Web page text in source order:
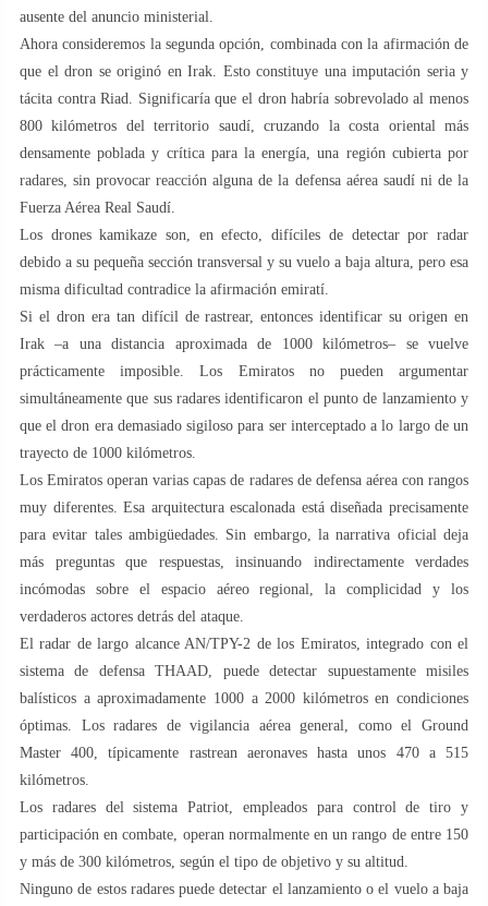
ausente del anuncio ministerial.
Ahora consideremos la segunda opción, combinada con la afirmación de
que el dron se originó en Irak. Esto constituye una imputación seria y
tácita contra Riad. Significaría que el dron habría sobrevolado al menos
800 kilómetros del territorio saudí, cruzando la costa oriental más
densamente poblada y crítica para la energía, una región cubierta por
radares, sin provocar reacción alguna de la defensa aérea saudí ni de la
Fuerza Aérea Real Saudí.
Los drones kamikaze son, en efecto, difíciles de detectar por radar
debido a su pequeña sección transversal y su vuelo a baja altura, pero esa
misma dificultad contradice la afirmación emiratí.
Si el dron era tan difícil de rastrear, entonces identificar su origen en
Irak –a una distancia aproximada de 1000 kilómetros– se vuelve
prácticamente imposible. Los Emiratos no pueden argumentar
simultáneamente que sus radares identificaron el punto de lanzamiento y
que el dron era demasiado sigiloso para ser interceptado a lo largo de un
trayecto de 1000 kilómetros.
Los Emiratos operan varias capas de radares de defensa aérea con rangos
muy diferentes. Esa arquitectura escalonada está diseñada precisamente
para evitar tales ambigüedades. Sin embargo, la narrativa oficial deja
más preguntas que respuestas, insinuando indirectamente verdades
incómodas sobre el espacio aéreo regional, la complicidad y los
verdaderos actores detrás del ataque.
El radar de largo alcance AN/TPY-2 de los Emiratos, integrado con el
sistema de defensa THAAD, puede detectar supuestamente misiles
balísticos a aproximadamente 1000 a 2000 kilómetros en condiciones
óptimas. Los radares de vigilancia aérea general, como el Ground
Master 400, típicamente rastrean aeronaves hasta unos 470 a 515
kilómetros.
Los radares del sistema Patriot, empleados para control de tiro y
participación en combate, operan normalmente en un rango de entre 150
y más de 300 kilómetros, según el tipo de objetivo y su altitud.
Ninguno de estos radares puede detectar el lanzamiento o el vuelo a baja